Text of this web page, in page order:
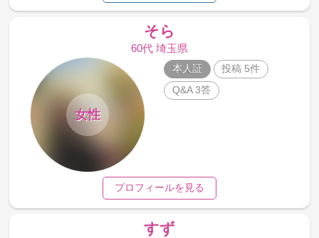
そら
60代 埼玉県
女性
本人証
投稿 5件
Q&A 3答
プロフィールを見る
すず